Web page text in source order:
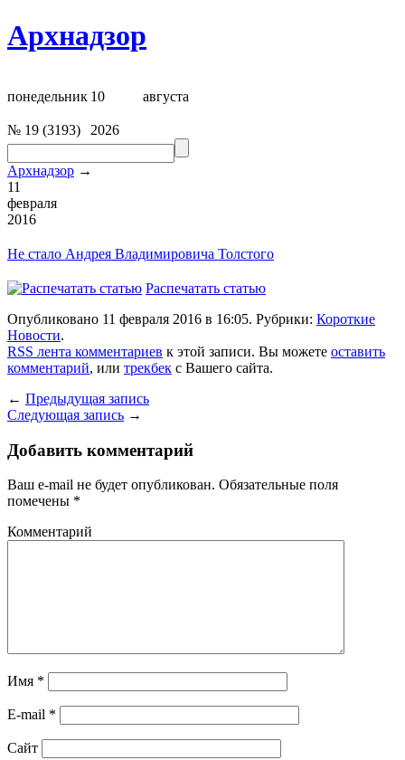
Архнадзор
понедельник 10 августа
№ 19 (3193) 2026
Архнадзор →
11
февраля
2016
Не стало Андрея Владимировича Толстого
Распечатать статью
Опубликовано 11 февраля 2016 в 16:05. Рубрики: Короткие
Новости.
RSS лента комментариев к этой записи. Вы можете оставить
комментарий, или трекбек с Вашего сайта.
← Предыдущая запись
Следующая запись →
Добавить комментарий
Ваш e-mail не будет опубликован. Обязательные поля
помечены *
Комментарий
Имя *
E-mail *
Сайт